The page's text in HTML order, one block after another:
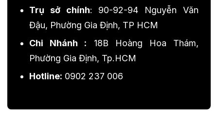
Trụ sở chính: 90-92-94 Nguyễn Văn
Đậu, Phường Gia Định, TP HCM
Chi Nhánh : 18B Hoàng Hoa Thám,
Phường Gia Định, Tp.HCM
Hotline: 0902 237 006